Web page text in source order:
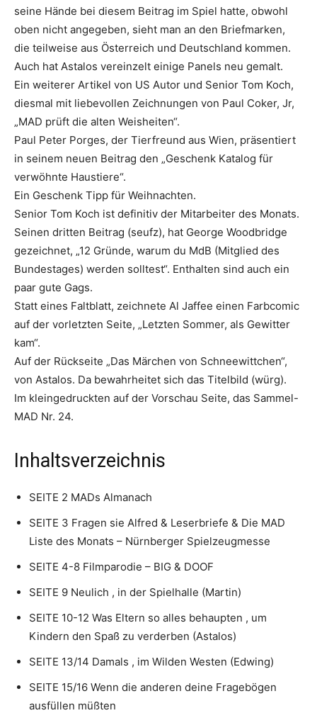
seine Hände bei diesem Beitrag im Spiel hatte, obwohl
oben nicht angegeben, sieht man an den Briefmarken,
die teilweise aus Österreich und Deutschland kommen.
Auch hat Astalos vereinzelt einige Panels neu gemalt.
Ein weiterer Artikel von US Autor und Senior Tom Koch,
diesmal mit liebevollen Zeichnungen von Paul Coker, Jr,
„MAD prüft die alten Weisheiten“.
Paul Peter Porges, der Tierfreund aus Wien, präsentiert
in seinem neuen Beitrag den „Geschenk Katalog für
verwöhnte Haustiere“.
Ein Geschenk Tipp für Weihnachten.
Senior Tom Koch ist definitiv der Mitarbeiter des Monats.
Seinen dritten Beitrag (seufz), hat George Woodbridge
gezeichnet, „12 Gründe, warum du MdB (Mitglied des
Bundestages) werden solltest“. Enthalten sind auch ein
paar gute Gags.
Statt eines Faltblatt, zeichnete Al Jaffee einen Farbcomic
auf der vorletzten Seite, „Letzten Sommer, als Gewitter
kam“.
Auf der Rückseite „Das Märchen von Schneewittchen“,
von Astalos. Da bewahrheitet sich das Titelbild (würg).
Im kleingedruckten auf der Vorschau Seite, das Sammel-
MAD Nr. 24.
Inhaltsverzeichnis
SEITE 2 MADs Almanach
SEITE 3 Fragen sie Alfred & Leserbriefe & Die MAD
Liste des Monats – Nürnberger Spielzeugmesse
SEITE 4-8 Filmparodie – BIG & DOOF
SEITE 9 Neulich , in der Spielhalle (Martin)
SEITE 10-12 Was Eltern so alles behaupten , um
Kindern den Spaß zu verderben (Astalos)
SEITE 13/14 Damals , im Wilden Westen (Edwing)
SEITE 15/16 Wenn die anderen deine Fragebögen
ausfüllen müßten